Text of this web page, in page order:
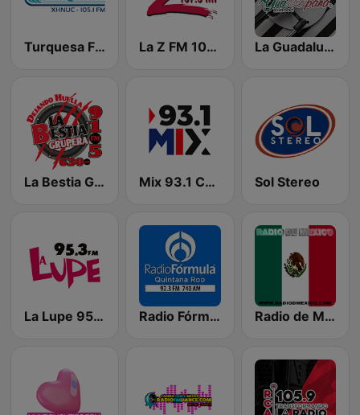
Turquesa FM Cancún La Z FM 107.3 La Guadalupana 101.7 FM
La Bestia Grupera 91.5 FM Mix 93.1 Cancún Sol Stereo
La Lupe 95.3 FM Radio Fórmula QR Radio de Mexico En Vivo